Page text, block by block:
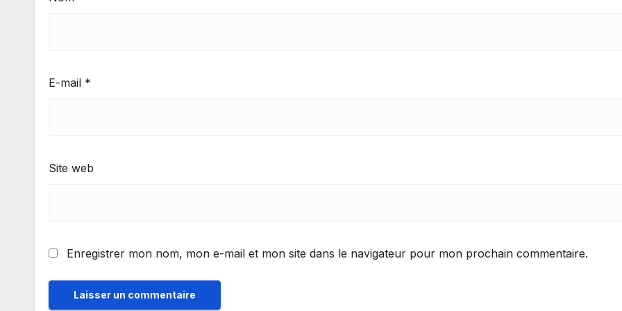
E-mail *
Site web
Enregistrer mon nom, mon e-mail et mon site dans le navigateur pour mon prochain commentaire.